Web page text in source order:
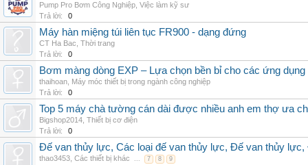
Pump Pro Bơm Công Nghiệp Việc làm kỹ sư
Trả lời:
0
Máy hàn miệng túi liên tục FR900 - dạng đứng
CT Ha Bac Thời trang
Trả lời:
0
Bơm màng dòng EXP – Lựa chọn bền bỉ cho các ứng
thaihoan Máy móc thiết bị trong ngành công nghiệp
Trả lời:
0
Top 5 máy chà tường cán dài được nhiều anh em thợ ưa
Bigshop2014 Thiết bị cơ điện
Trả lời:
0
Đế van thủy lực, Các loại đế van thủy lực, Đế van thủy
thao3453 Các thiết bị khác ... 7 8 9